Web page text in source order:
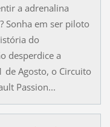
a adrenalina
Sonha em ser piloto
do
desperdice a
Agosto, o Circuito
Passion...